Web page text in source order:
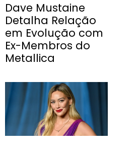
Dave Mustaine
Detalha Relação
em Evolução com
Ex-Membros do
Metallica